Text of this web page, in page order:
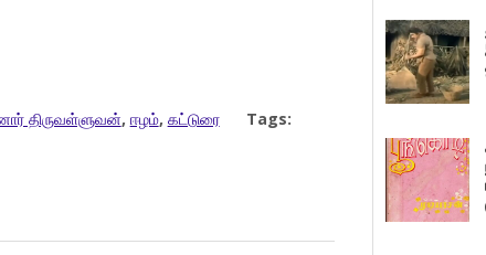
திருவள்ளுவன், ஈழம், கட்டுரை
Tags: